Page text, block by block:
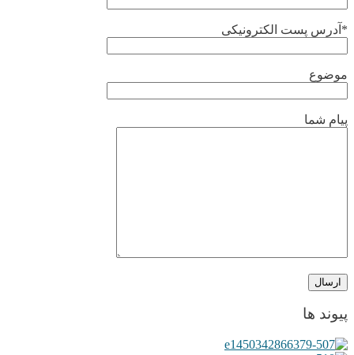
*آدرس پست الکترونیکی
موضوع
پیام شما
پیوند ها